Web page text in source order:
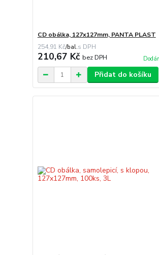
CD obálka, 127x127mm, PANTA PLAST
254,91 Kč/bal.
210,67 Kč bez DPH
Přidat do košíku